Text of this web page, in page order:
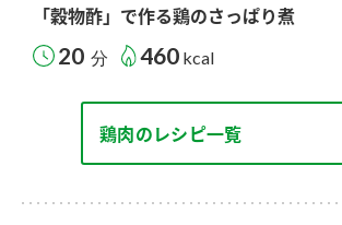
「穀物酢」で作る鶏のさっぱり煮
20 分 460 kcal
鶏肉のレシピ一覧